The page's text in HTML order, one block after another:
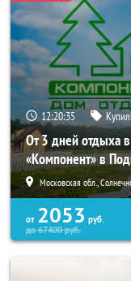
12:20:35
От 3 дней отдыха
«Компонент» в
Московская обл.,
от 2053 руб.
до67400руб.